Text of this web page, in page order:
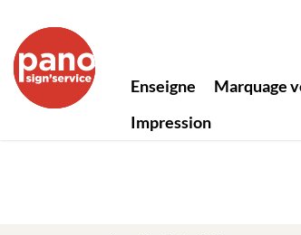
Enseigne Marquage
Impression